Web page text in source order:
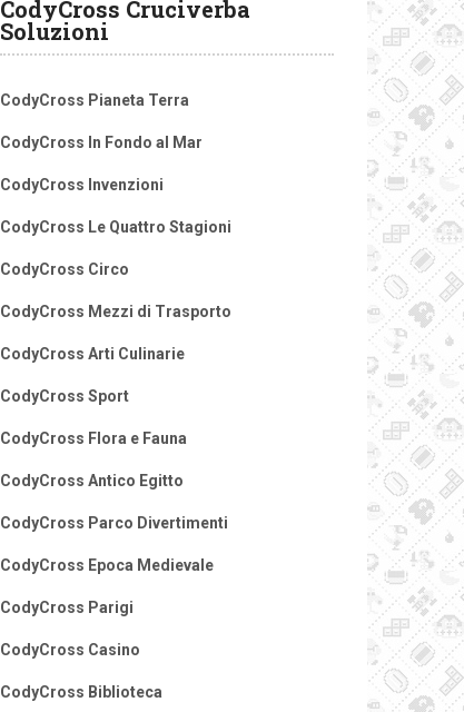
CodyCross Cruciverba
Soluzioni
CodyCross Pianeta Terra
CodyCross In Fondo al Mar
CodyCross Invenzioni
CodyCross Le Quattro Stagioni
CodyCross Circo
CodyCross Mezzi di Trasporto
CodyCross Arti Culinarie
CodyCross Sport
CodyCross Flora e Fauna
CodyCross Antico Egitto
CodyCross Parco Divertimenti
CodyCross Epoca Medievale
CodyCross Parigi
CodyCross Casino
CodyCross Biblioteca